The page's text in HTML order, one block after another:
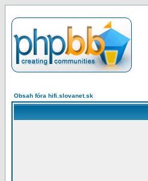
Obsah fóra hifi.slovanet.sk